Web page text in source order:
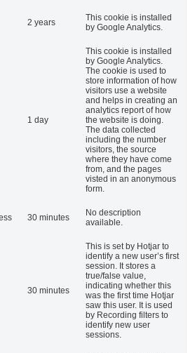
2 years
This cookie is installed
by Google Analytics.
1 day
This cookie is installed
by Google Analytics.
The cookie is used to
store information of how
visitors use a website
and helps in creating an
analytics report of how
the website is doing.
The data collected
including the number
visitors, the source
where they have come
from, and the pages
visted in an anonymous
form.
30 minutes
No description
available.
30 minutes
This is set by Hotjar to
identify a new user’s first
session. It stores a
true/false value,
indicating whether this
was the first time Hotjar
saw this user. It is used
by Recording filters to
identify new user
sessions.